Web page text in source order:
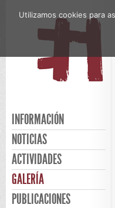
INFORMACIÓN
NOTICIAS
ACTIVIDADES
GALERÍA
PUBLICACIONES
Utilizamos cookies para